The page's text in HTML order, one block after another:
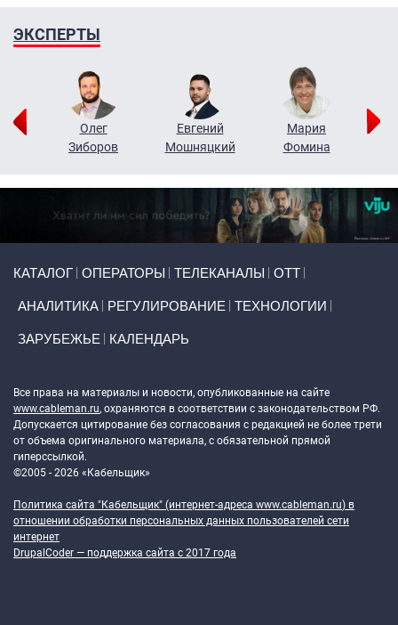
ЭКСПЕРТЫ
Олег
Зиборов
Евгений
Мошняцкий
Мария
Фомина
КАТАЛОГ ОПЕРАТОРЫ ТЕЛЕКАНАЛЫ ОТТ
АНАЛИТИКА РЕГУЛИРОВАНИЕ ТЕХНОЛОГИИ
ЗАРУБЕЖЬЕ КАЛЕНДАРЬ
Все права на материалы и новости, опубликованные на сайте
www.cableman.ru, охраняются в соответствии с законодательством РФ.
Допускается цитирование без согласования с редакцией не более трети
от объема оригинального материала, с обязательной прямой
гиперссылкой.
©2005 - 2026 «Кабельщик»
Политика сайта "Кабельщик" (интернет-адреса www.cableman.ru) в
отношении обработки персональных данных пользователей сети
интернет
DrupalCoder — поддержка сайта c 2017 года